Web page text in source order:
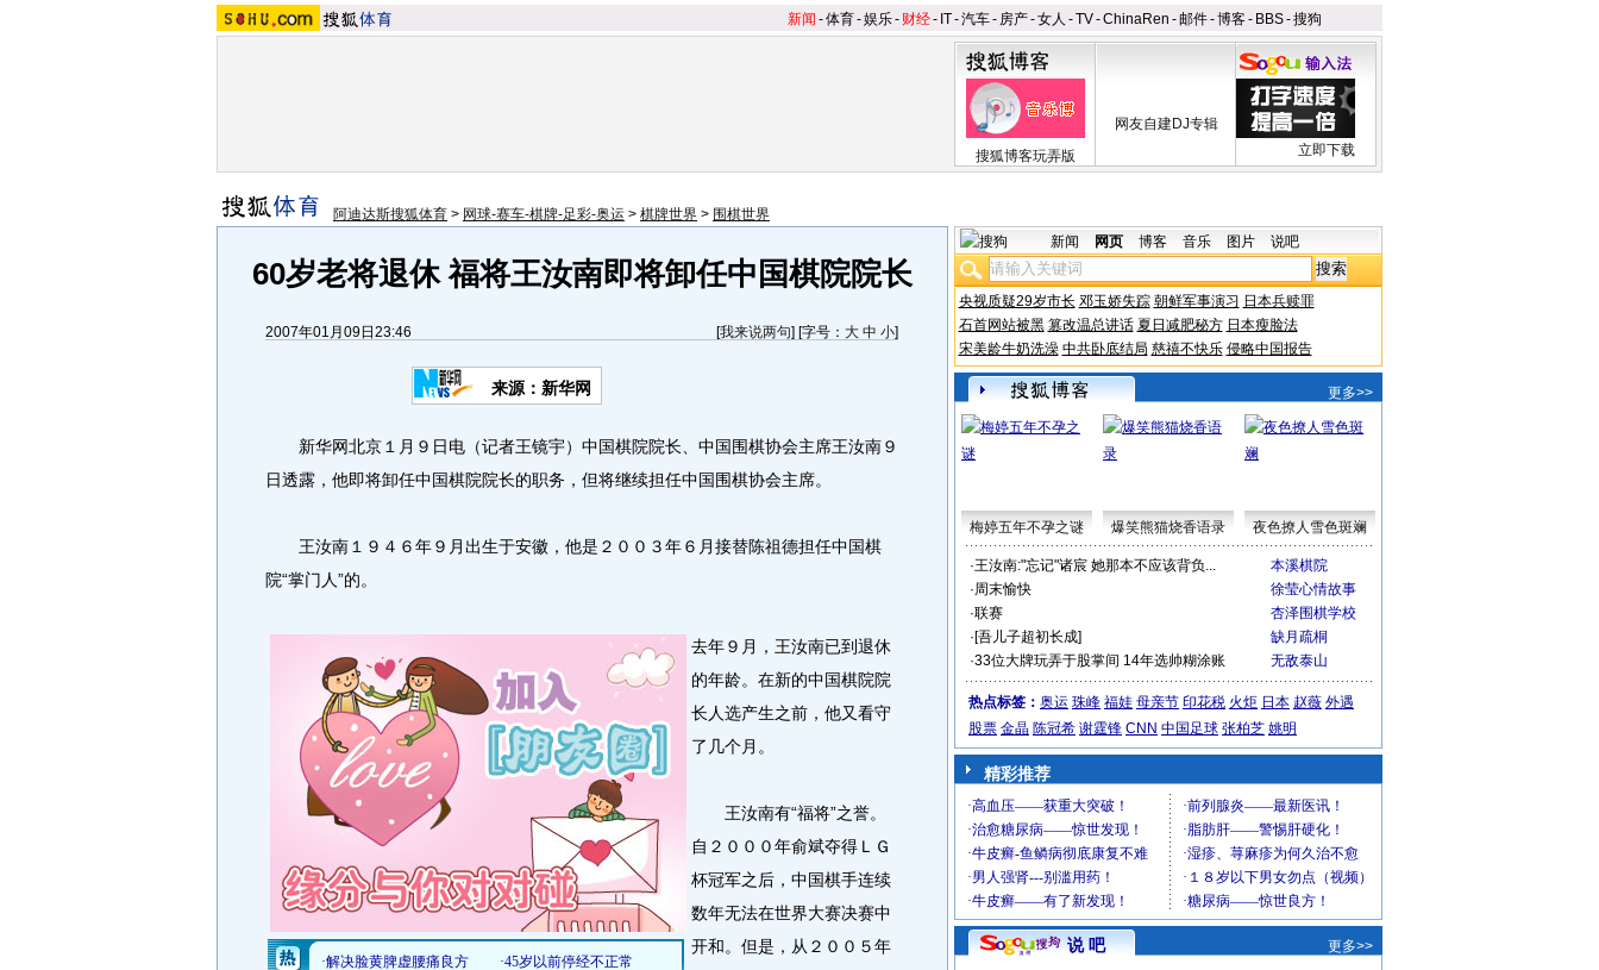
新闻 -体育-娱乐- 财经- IT-汽车- 房产-女人 -TV-ChinaRen -邮件-博客- BBS-搜狗
搜狐博客玩弄版
网友自建DJ专辑
立即下载
阿迪达斯搜狐体育 > 网球-赛车-棋牌-足彩-奥运 > 棋牌世界 > 围棋世界
60岁老将退休 福将王汝南即将卸任中国棋院院长
2007年01月09日23:46 [我来说两句] [字号： 大 中 小]
来源：新华网
新华网北京１月９日电（记者王镜宇）中国棋院院长、中国围棋协会主席王汝南９
日透露，他即将卸任中国棋院院长的职务，但将继续担任中国围棋协会主席。
王汝南１９４６年９月出生于安徽，他是２００３年６月接替陈祖德担任中国棋
院“掌门人”的。
去年９月，王汝南已到退休
的年龄。在新的中国棋院院
长人选产生之前，他又看守
了几个月。
王汝南有“福将”之誉。
自２０００年俞斌夺得ＬＧ
杯冠军之后，中国棋手连续
数年无法在世界大赛决赛中
开和。但是，从２００５年
新闻 网页 博客 音乐 图片 说吧
央视质疑29岁市长 邓玉娇失踪 朝鲜军事演习 日本兵赎罪
石首网站被黑 篡改温总讲话 夏日减肥秘方 日本瘦脸法
宋美龄牛奶洗澡 中共卧底结局 慈禧不快乐 侵略中国报告
更多>>
梅婷五年不孕之谜 爆笑熊猫烧香语录 夜色撩人雪色斑斓
·王汝南:"忘记"诸宸 她那本不应该背负...
本溪棋院
·周末愉快
徐莹心情故事
·联赛
杏泽围棋学校
·[吾儿子超初长成]
缺月疏桐
·33位大牌玩弄于股掌间 14年选帅糊涂账 无敌泰山
热点标签： 奥运 珠峰 福娃 母亲节 印花税 火炬 日本 赵薇 外遇
股票 金晶 陈冠希 谢霆锋 CNN 中国足球 张柏芝 姚明
精彩推荐
说 吧 更多>>